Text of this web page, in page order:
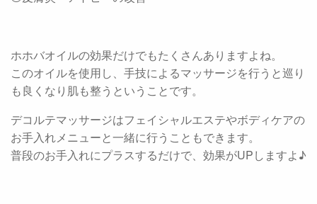
ホホバオイルの効果だけでもたくさんありますよね。
このオイルを使用し、手技によるマッサージを行うと巡り
も良くなり肌も整うということです。
デコルテマッサージはフェイシャルエステやボディケアの
お手入れメニューと一緒に行うこともできます。
普段のお手入れにプラスするだけで、効果がUPしますよ♪